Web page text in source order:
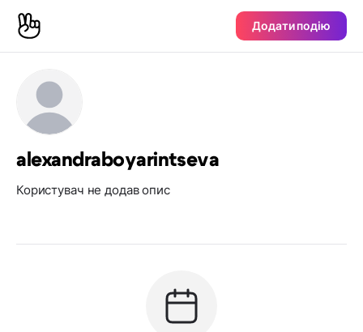
Додати подію
alexandraboyarintseva
Користувач не додав опис